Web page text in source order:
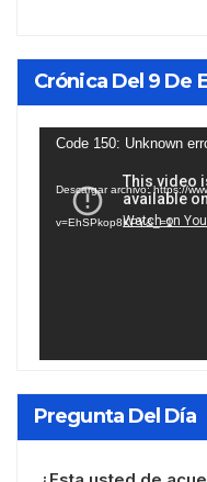
Crónica Del 9 De
Reproductor
vídeo
Code 150: Unknown
Descargar archivo: https://
v=EhSPkop8KPY&_=1
Pregunta Del Día